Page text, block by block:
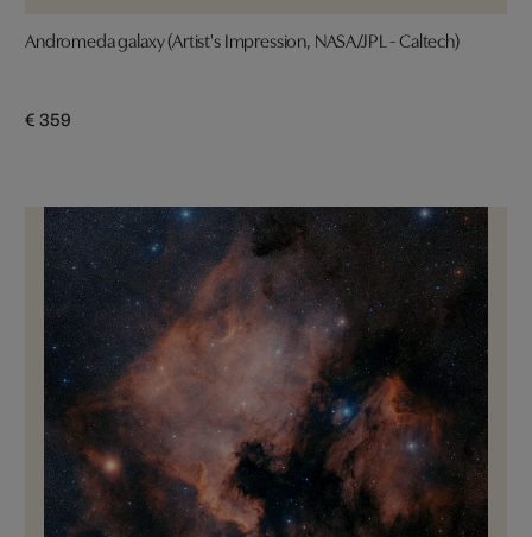
Andromeda galaxy (Artist's Impression, NASA/JPL - Caltech)
€ 359